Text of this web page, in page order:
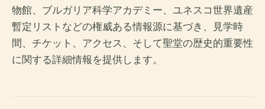
物館、ブルガリア科学アカデミー、ユネスコ世界遺産
暫定リストなどの権威ある情報源に基づき、見学時
間、チケット、アクセス、そして聖堂の歴史的重要性
に関する詳細情報を提供します。